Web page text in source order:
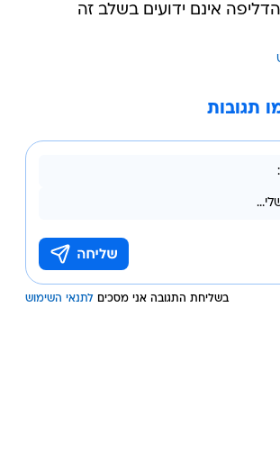
אינם ידועים בשלב זה
תגובות
בשליחת התגובה אני מסכים לתנאי השימוש